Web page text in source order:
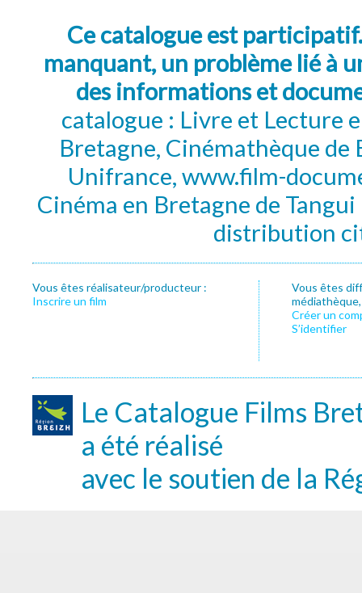
Ce catalogue est
manquant, un problème lié à
des informations et
catalogue : Livre et Lecture
Bretagne, Cinémathèque de
Unifrance, www.film-
Cinéma en Bretagne de
distribution
Vous êtes réalisateur/producteur :
Inscrire un film
Vous êtes
Créer un
S’identifier
Le Catalogue Films
a été réalisé
avec le soutien de la